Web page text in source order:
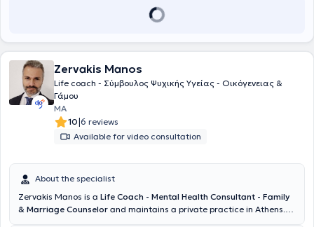
Zervakis Manos
Life coach - Σύμβουλος Ψυχικής Υγείας - Οικόγενειας &
Γάμου
MA
10|6 reviews
Available for video consultation
About the specialist
Zervakis Manos is a Life Coach - Mental Health Consultant - Family
& Marriage Counselor and maintains a private practice in Athens.